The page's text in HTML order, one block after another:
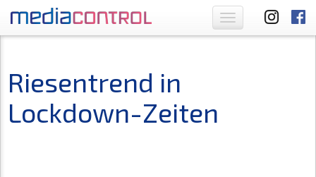
Toggle
navigation
Riesentrend in
Lockdown-Zeiten